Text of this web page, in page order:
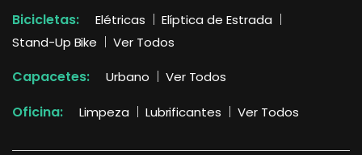
Bicicletas: Elétricas
Elíptica de Estrada
Stand-Up Bike
Ver Todos
Capacetes: Urbano Ver Todos
Oficina: Limpeza Lubrificantes Ver Todos